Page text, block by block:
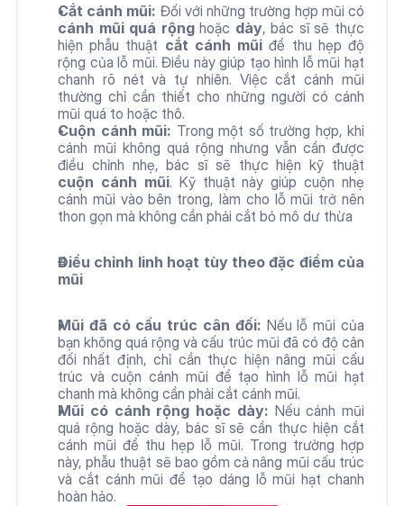
Cắt cánh mũi:
cánh mũi quá rộng hoặc dày, bác sĩ sẽ thực
hiện phẫu thuật cắt cánh mũi để thu hẹp độ
rộng của lỗ mũi. Điều này giúp tạo hình lỗ mũi hạt
chanh rõ nét và tự nhiên. Việc cắt cánh mũi
thường chỉ cần thiết cho những người có cánh
mũi quá to hoặc thô.
Cuộn cánh mũi: Trong một số trường hợp, khi
cánh mũi không quá rộng nhưng vẫn cần được
cuộn cánh mũi. Kỹ thuật này giúp cuộn nhẹ
cánh mũi vào bên trong, làm cho lỗ mũi trở nên
thon gọn mà không cần phải cắt bỏ mô dư thừa
Điều chỉnh linh hoạt tùy theo đặc điểm của
mũi
Mũi đã có cấu trúc cân đối: Nếu lỗ mũi của
bạn không quá rộng và cấu trúc mũi đã có độ cân
đối nhất định, chỉ cần thực hiện nâng mũi cấu
trúc và cuộn cánh mũi để tạo hình lỗ mũi hạt
chanh mà không cần phải cắt cánh mũi.
Mũi có cánh rộng hoặc dày: Nếu cánh mũi
quá rộng hoặc dày, bác sĩ sẽ cần thực hiện cắt
cánh mũi để thu hẹp lỗ mũi. Trong trường hợp
này, phẫu thuật sẽ bao gồm cả nâng mũi cấu trúc
và cắt cánh mũi để tạo dáng lỗ mũi hạt chanh
hoàn hảo.